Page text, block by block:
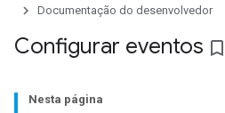
Documentação do desenvolvedor
Configurar eventos bookmark_border
Nesta página